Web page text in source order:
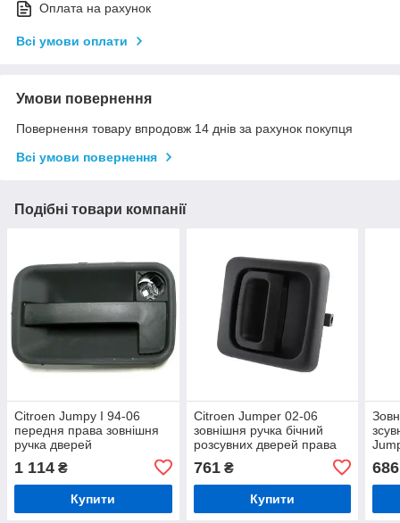
Оплата на рахунок
Всі умови оплати
Умови повернення
Повернення товару впродовж 14 днів за рахунок покупця
Всі умови повернення
Подібні товари компанії
Citroen Jumpy I 94-06
передня права зовнішня
ручка дверей
1 114 ₴
Купити
Citroen Jumper 02-06
зовнішня ручка бічний
розсувних дверей права
761₴
Купити
686